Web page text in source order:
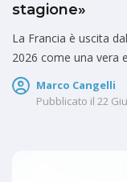
stagione»
La Francia è uscita
2026 come una vera
Marco Cangelli
Pubblicato il 22